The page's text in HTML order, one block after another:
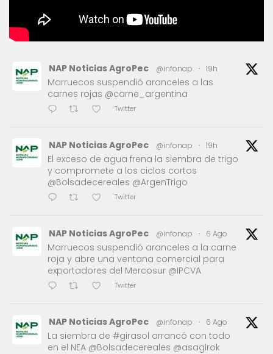
NAP Noticias AgroPec @infonap · 19h
Marruecos suspendió aranceles a las
carnes rojas @carne_argentina
Twitter
NAP Noticias AgroPec @infonap · 19h
El exceso de agua frena la siembra de trigo
y compromete a los ciclos cortos
@Bolsadecereales @ArgenTrigo
Twitter
NAP Noticias AgroPec @infonap · 6 Ago
Marruecos suspendió aranceles a la carne
roja y abre una ventana comercial para
exportadores del Mercosur @IPCVA
Twitter
NAP Noticias AgroPec @infonap · 6 Ago
La siembra de #girasol arrancó con todo
en el NEA @Bolsadecereales @asagirok